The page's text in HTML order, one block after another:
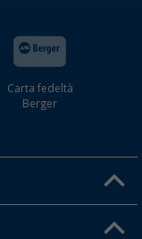
Carta fedeltà
Berger